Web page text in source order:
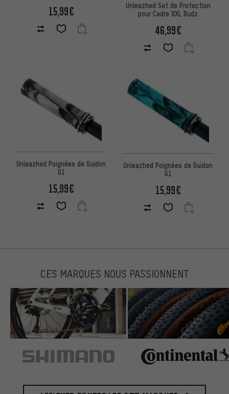
15,99€
Unleazhed Set de Protection
pour Cadre XXL Budz
46,99€
Unleazhed Poignées de Guidon
G1
15,99€
Unleazhed Poignées de Guidon
G1
15,99€
CES MARQUES NOUS PASSIONNENT